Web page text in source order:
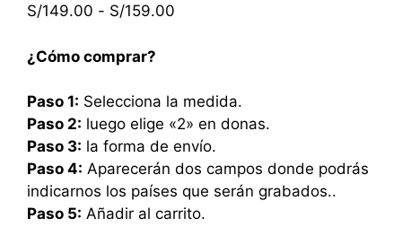
S/149.00 - S/159.00
¿Cómo comprar?
Paso 1: Selecciona la medida.
Paso 2: luego elige «2» en donas.
Paso 3: la forma de envío.
Paso 4: Aparecerán dos campos donde podrás
indicarnos los países que serán grabados..
Paso 5: Añadir al carrito.